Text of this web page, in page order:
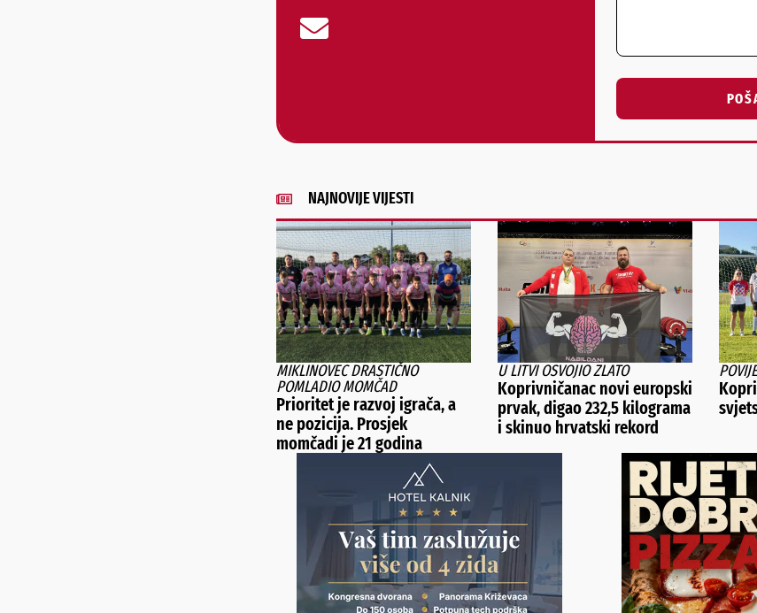
NAJNOVIJE VIJESTI
MIKLINOVEC DRASTIČNO
POMLADIO MOMČAD
Prioritet je razvoj igrača, a
ne pozicija. Prosjek
momčadi je 21 godina
U LITVI OSVOJIO ZLATO
Koprivničanac novi europski
prvak, digao 232,5 kilograma
i skinuo hrvatski rekord